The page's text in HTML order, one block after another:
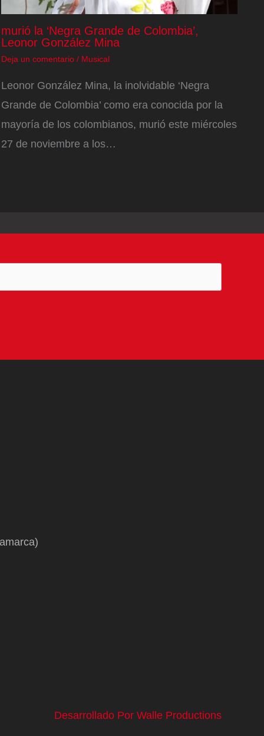
murió la ‘Negra Grande de Colombia’,
Leonor González Mina
Deja un comentario / Musical
Leonor González Mina, la inolvidable ‘Negra
Grande de Colombia’ como era conocida por la
mayoría de los colombianos, murió este miércoles
27 de noviembre a los…
Desarrollado Por Walle Productions